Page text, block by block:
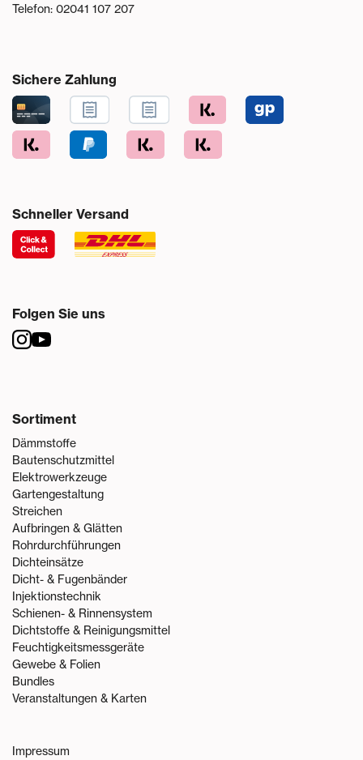
Telefon: 02041 107 207
Sichere Zahlung
Schneller Versand
Folgen Sie uns
Sortiment
Dämmstoffe
Bautenschutzmittel
Elektrowerkzeuge
Gartengestaltung
Streichen
Aufbringen & Glätten
Rohrdurchführungen
Dichteinsätze
Dicht- & Fugenbänder
Injektionstechnik
Schienen- & Rinnensystem
Dichtstoffe & Reinigungsmittel
Feuchtigkeitsmessgeräte
Gewebe & Folien
Bundles
Veranstaltungen & Karten
Impressum